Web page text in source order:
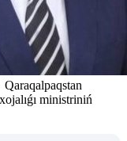
ministriniń